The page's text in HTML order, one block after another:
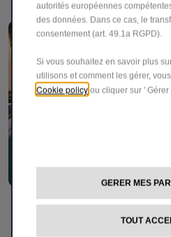
Maligne. Fun. Connectée
autorités européennes
des données. Dans ce cas, le
consentement (art. 49.1a RGPD).
Si vous souhaitez en savoir plus
utilisons et comment les gérer,
Cookie policy ou cliquer sur '
GERER MES
TOUT